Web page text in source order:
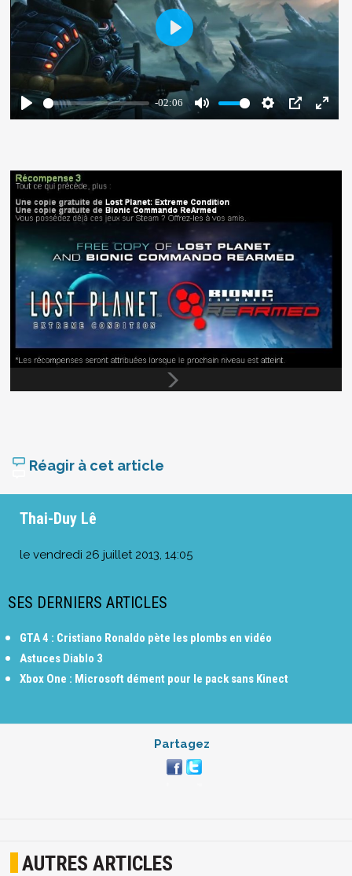
Réagir à cet article
Thai-Duy Lê
le vendredi 26 juillet 2013, 14:05
SES DERNIERS ARTICLES
GTA 4 : Cristiano Ronaldo pète les plombs en vidéo
Astuces Diablo 3
Xbox One : Microsoft dément pour le pack sans Kinect
Partagez
AUTRES ARTICLES